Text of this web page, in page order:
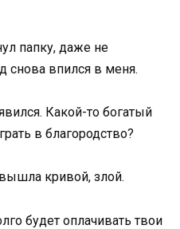
папку, даже не
снова впился в меня.
Какой-то богатый
в благородство?
кривой, злой.
будет оплачивать твои